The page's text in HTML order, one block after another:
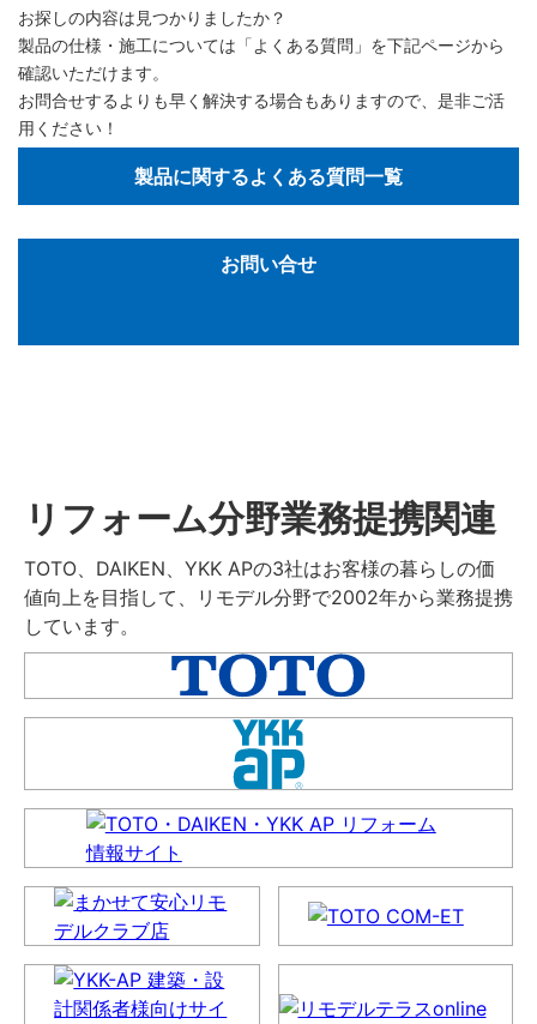
お探しの内容は見つかりましたか？
製品の仕様・施工については「よくある質問」を下記ページから
確認いただけます。
お問合せするよりも早く解決する場合もありますので、是非ご活
用ください！
製品に関するよくある質問一覧
お問い合せ
リフォーム分野業務提携関連
TOTO、DAIKEN、YKK APの3社はお客様の暮らしの価
値向上を目指して、リモデル分野で2002年から業務提携
しています。